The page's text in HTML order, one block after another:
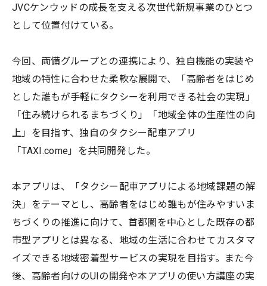
JVCケンウッドの成長を支える次世代新規事業のひとつ
として位置付けている。
今回、両備グループとの連携により、独自機能の実装や
地域の特性に合わせた柔軟な展開で、「高齢者をはじめ
とした誰もが手軽にタクシーを利用できる社会の実現」
「住み続けられるまちづくり」「地域全体の生産性の向
上」を目指す、独自のタクシー配車アプリ
「TAXI.come」を共同開発した。
本アプリは、「タクシー配車アプリによる地域課題の解
決」をテーマとし、高齢者をはじめ誰もが住みやすいま
ちづくりの推進に向けて、首都圏を中心とした既存の都
市型アプリとは異なる、地域の生活に合わせてカスタマ
イズできる地域密着型サービスの実現を目指す。また今
後、高齢者向けのUIの開発や本アプリの使い方講座の実